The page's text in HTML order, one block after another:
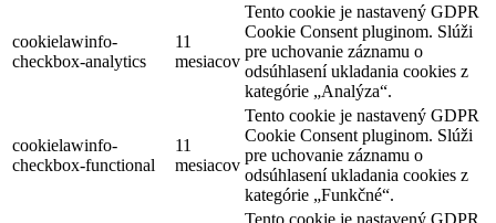
cookielawinfo-
checkbox-analytics
11
mesiacov
Tento cookie je nastavený GDPR
Cookie Consent pluginom. Slúži
pre uchovanie záznamu o
odsúhlasení ukladania cookies z
kategórie „Analýza“.
cookielawinfo-
checkbox-functional
11
mesiacov
Tento cookie je nastavený GDPR
Cookie Consent pluginom. Slúži
pre uchovanie záznamu o
odsúhlasení ukladania cookies z
kategórie „Funkčné“.
Tento cookie je nastavený GDPR